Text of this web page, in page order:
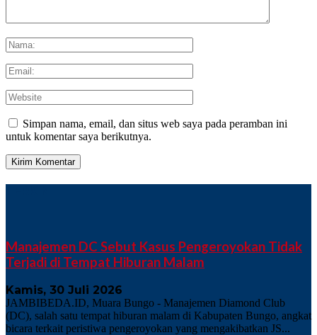
Simpan nama, email, dan situs web saya pada peramban ini
untuk komentar saya berikutnya.
Manajemen DC Sebut Kasus Pengeroyokan Tidak
Terjadi di Tempat Hiburan Malam
Kamis, 30 Juli 2026
JAMBIBEDA.ID, Muara Bungo - Manajemen Diamond Club
(DC), salah satu tempat hiburan malam di Kabupaten Bungo, angkat
bicara terkait peristiwa pengeroyokan yang mengakibatkan JS...